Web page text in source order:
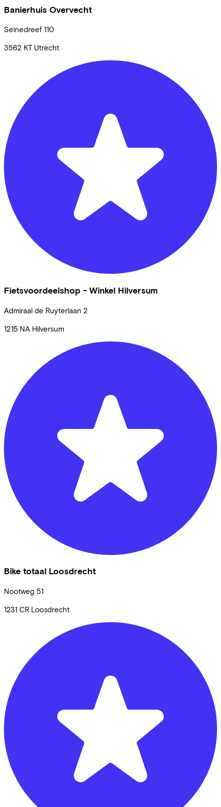
Banierhuis Overvecht
Seinedreef 110
3562 KT Utrecht
Fietsvoordeelshop - Winkel Hilversum
Admiraal de Ruyterlaan 2
1215 NA Hilversum
Bike totaal Loosdrecht
Nootweg 51
1231 CR Loosdrecht